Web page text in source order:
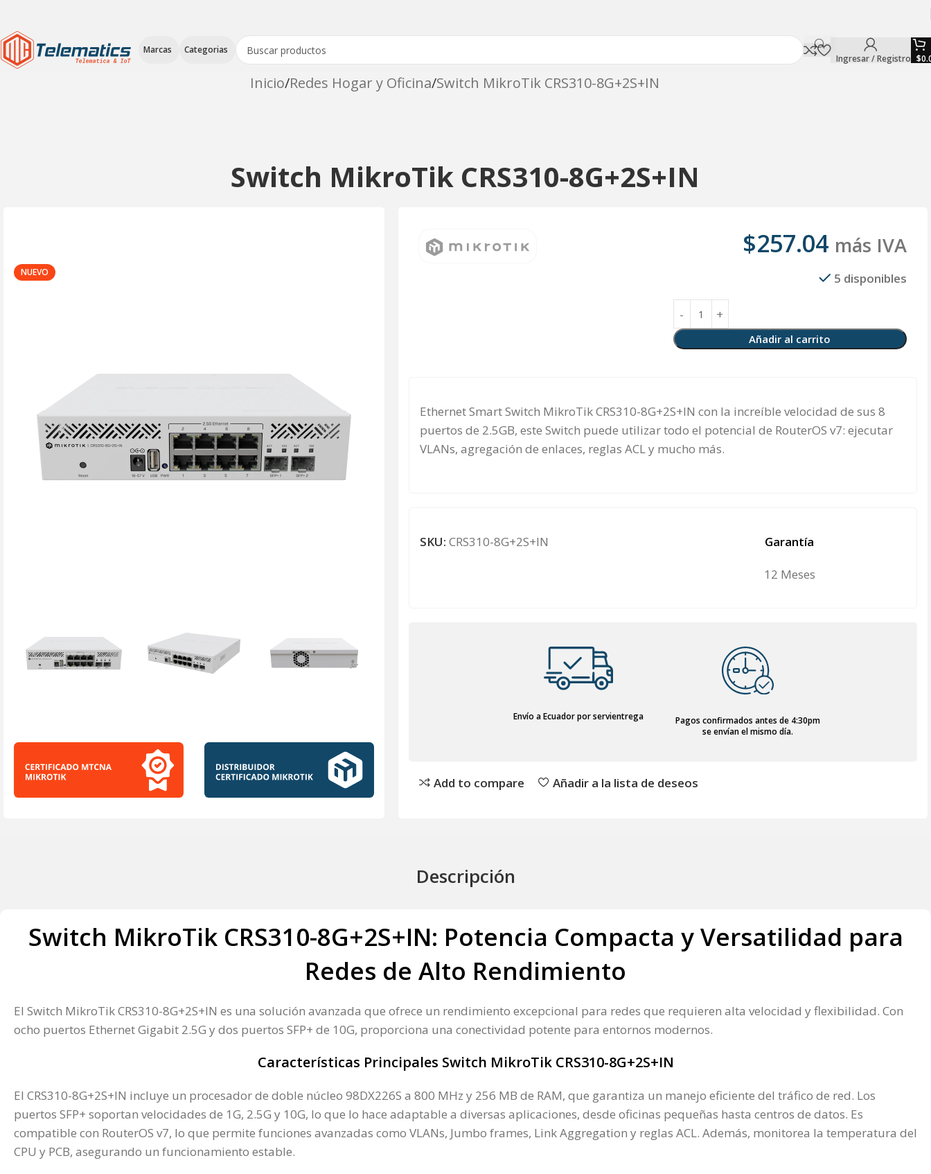
Marcas Categorias
Ingresar / Registro $
Inicio Redes Hogar y Oficina Switch MikroTik CRS310-8G+2S+IN
Switch MikroTik CRS310-8G+2S+IN
NUEVO
$257.04 más IVA
5 disponibles
Añadir al carrito
Ethernet Smart Switch MikroTik CRS310-8G+2S+IN con la increíble velocidad de sus 8
puertos de 2.5GB, este Switch puede utilizar todo el potencial de RouterOS v7: ejecutar
VLANs, agregación de enlaces, reglas ACL y mucho más.
SKU: CRS310-8G+2S+IN Garantía
12 Meses
Envío a Ecuador por servientrega
Pagos confirmados antes de 4:30pm
se envían el mismo día.
Add to compare Añadir a la lista de deseos
Descripción
Switch MikroTik CRS310-8G+2S+IN: Potencia Compacta y Versatilidad para
Redes de Alto Rendimiento
El Switch MikroTik CRS310-8G+2S+IN es una solución avanzada que ofrece un rendimiento excepcional para redes que requieren alta velocidad y flexibilidad. Con
ocho puertos Ethernet Gigabit 2.5G y dos puertos SFP+ de 10G, proporciona una conectividad potente para entornos modernos.
Características Principales Switch MikroTik CRS310-8G+2S+IN
El CRS310-8G+2S+IN incluye un procesador de doble núcleo 98DX226S a 800 MHz y 256 MB de RAM, que garantiza un manejo eficiente del tráfico de red. Los
puertos SFP+ soportan velocidades de 1G, 2.5G y 10G, lo que lo hace adaptable a diversas aplicaciones, desde oficinas pequeñas hasta centros de datos. Es
compatible con RouterOS v7, lo que permite funciones avanzadas como VLANs, Jumbo frames, Link Aggregation y reglas ACL. Además, monitorea la temperatura del
CPU y PCB, asegurando un funcionamiento estable.